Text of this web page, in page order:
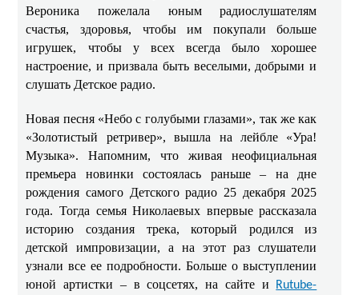
Вероника пожелала юным радиослушателям
счастья, здоровья, чтобы им покупали больше
игрушек, чтобы у всех всегда было хорошее
настроение, и призвала быть веселыми, добрыми и
слушать Детское радио.
Новая песня «Небо с голубыми глазами», так же как
«Золотистый ретривер», вышла на лейбле «Ура!
Музыка». Напомним, что живая неофициальная
премьера новинки состоялась раньше – на дне
рождения самого Детского радио 25 декабря 2025
года. Тогда семья Николаевых впервые рассказала
историю создания трека, который родился из
детской импровизации, а на этот раз слушатели
узнали все ее подробности. Больше о выступлении
юной артистки – в соцсетях, на сайте и
Rutube-